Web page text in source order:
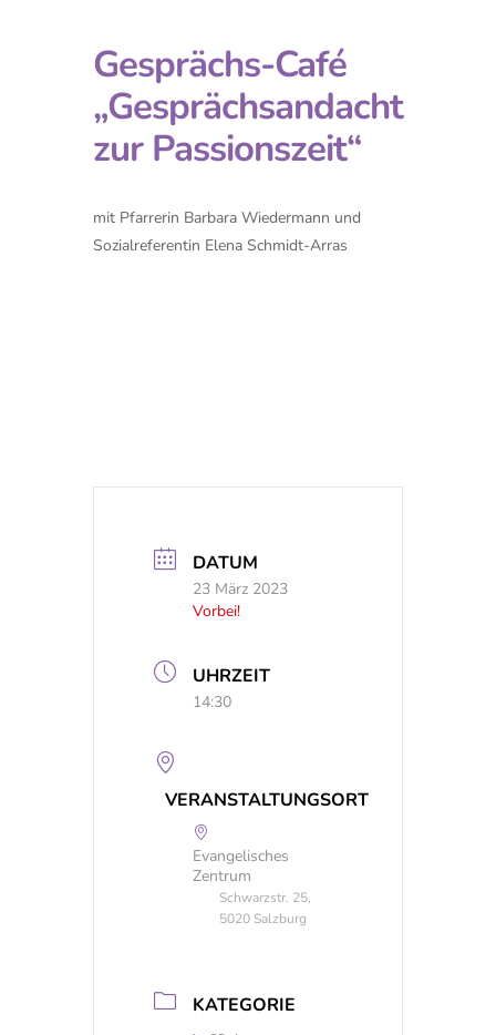
Gesprächs-Café
„Gesprächsandacht
zur Passionszeit“
mit Pfarrerin Barbara Wiedermann und
Sozialreferentin Elena Schmidt-Arras
DATUM
23 März 2023
Vorbei!
UHRZEIT
14:30
VERANSTALTUNGSORT
Evangelisches
Zentrum
Schwarzstr. 25,
5020 Salzburg
KATEGORIE